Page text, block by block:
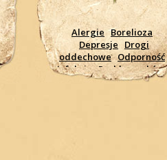
Alergie Borelioza
Depresje
Drogi
oddechowe Odporność
Infekcje Problemy
Krążenie Nerki